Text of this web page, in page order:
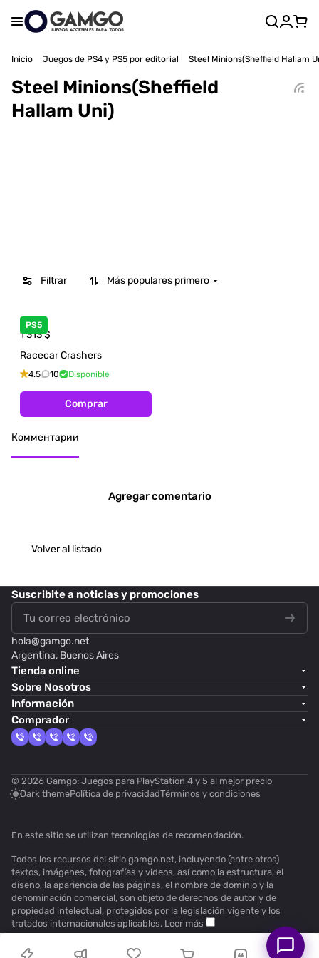
Inicio Juegos de PS4 y PS5 por editorial Steel Minions(Sheffield Hallam
Steel Minions(Sheffield
Hallam Uni)
Filtrar Más populares primero
PS5
1 313$
Racecar Crashers
4.5 10 Disponible
Comprar
Комментарии
Agregar comentario
Volver al listado
Suscribitea noticias y promociones
hola@gamgo.net
Argentina, Buenos Aires
Tienda online
Sobre Nosotros
Información
Comprador
© 2026 Gamgo: Juegos para PlayStation 4 y 5 al mejor precio
Dark themePolítica de privacidadTérminos y condiciones
En este sitio se utilizan tecnologías de recomendación.
Todos los recursos del sitio gamgo.net, incluyendo (entre otros)
textos, imágenes, fotografías y videos, así como la estructura, el
diseño, la apariencia de las páginas, el nombre de dominio y la
denominación comercial, son objeto de derechos de autor y de
propiedad intelectual, protegidos por la legislación vigente y los
tratados internacionales aplicables. Leer más